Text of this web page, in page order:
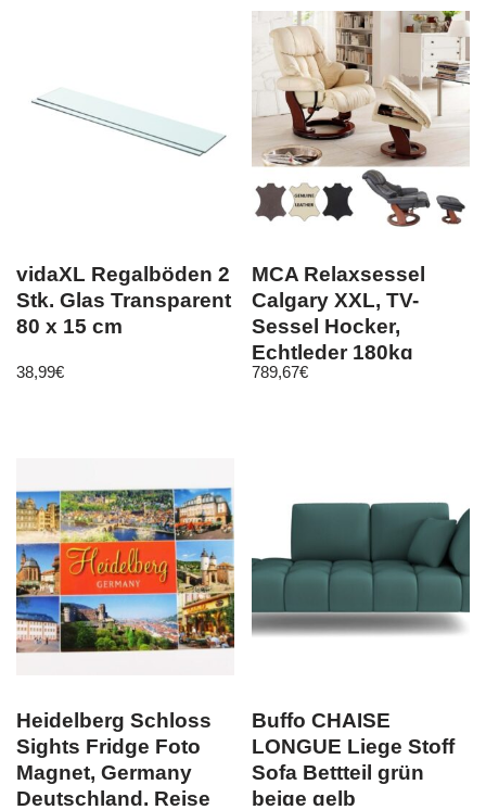
vidaXL Regalböden 2
Stk. Glas Transparent
80 x 15 cm
38,99€
MCA Relaxsessel
Calgary XXL, TV-
Sessel Hocker,
Echtleder 180kg
belastbar
789,67€
Heidelberg Schloss
Sights Fridge Foto
Magnet, Germany
Deutschland, Reise
Buffo CHAISE
LONGUE Liege Stoff
Sofa Bettteil grün
beige gelb